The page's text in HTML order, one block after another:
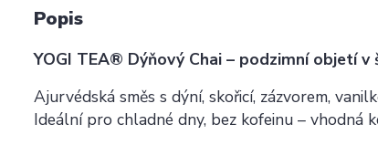
Popis
YOGI TEA® Dýňový Chai – podzimní objetí v
Ajurvédská směs s dýní, skořicí, zázvorem,
Ideální pro chladné dny, bez kofeinu – vhodná